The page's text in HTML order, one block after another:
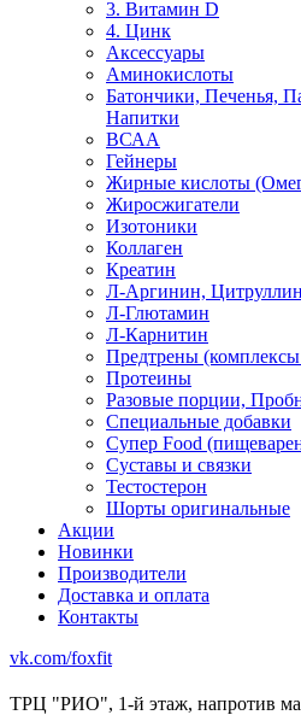
3. Витамин D
4. Цинк
Аксессуары
Аминокислоты
Батончики, Печенья,
Напитки
ВСАА
Гейнеры
Жирные кислоты
Жиросжигатели
Изотоники
Коллаген
Креатин
Л-Аргинин,
Л-Глютамин
Л-Карнитин
Предтрены
Протеины
Разовые порции,
Специальные добавки
Супер Food
Суставы и связки
Тестостерон
Шорты оригинальные
Акции
Новинки
Производители
Доставка и оплата
Контакты
vk.com/foxfit
ТРЦ "РИО", 1-й этаж, напротив